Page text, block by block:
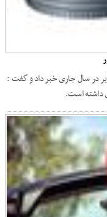
در سال جاری خبر داد و گفت :
داشته است.